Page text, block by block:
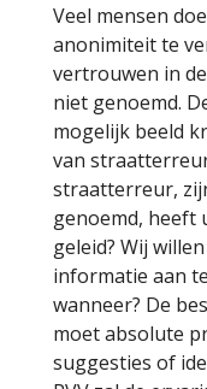
Veel mensen
anonimiteit te
vertrouwen in
niet genoemd.
mogelijk beeld
van
straatterreur,
genoemd, heeft
geleid? Wij
informatie aan
wanneer? De
moet absolute
suggesties of